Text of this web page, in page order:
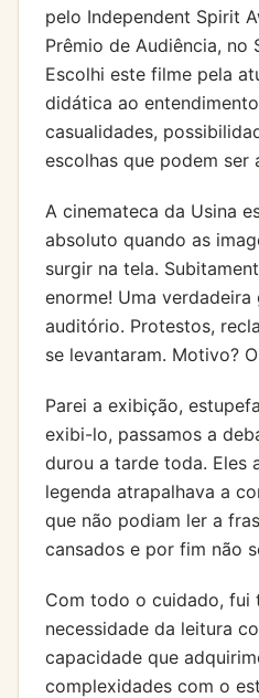
pelo Independent Spirit
Prêmio de Audiência, no
Escolhi este filme pela
didática ao
casualidades,
escolhas que podem ser
A cinemateca da Usina
absoluto quando as
surgir na tela.
enorme! Uma
auditório. Protestos,
se levantaram. Motivo?
Parei a exibição,
exibi-lo, passamos a
durou a tarde toda. Eles
legenda atrapalhava a
que não podiam ler a
cansados e por fim não
Com todo o cuidado, fui
necessidade da leitura
capacidade que
complexidades com o